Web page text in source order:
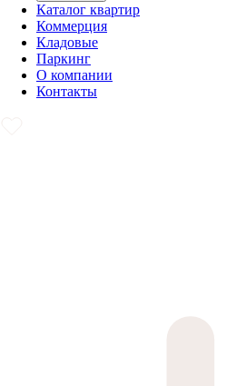
Каталог квартир
Коммерция
Кладовые
Паркинг
О компании
Контакты